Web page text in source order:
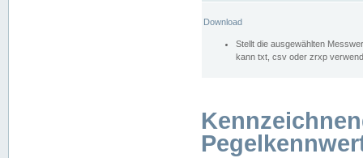
Download
Stellt die ausgewählten
kann txt, csv oder zrxp